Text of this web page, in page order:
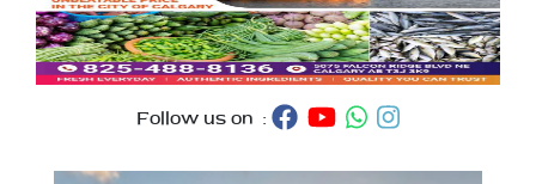
Follow us on :